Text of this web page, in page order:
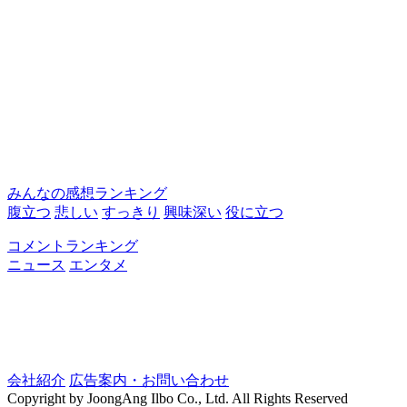
みんなの感想ランキング
腹立つ 悲しい すっきり 興味深い 役に立つ
コメントランキング
ニュース エンタメ
会社紹介 広告案内・お問い合わせ
Copyright by JoongAng Ilbo Co., Ltd. All Rights Reserved